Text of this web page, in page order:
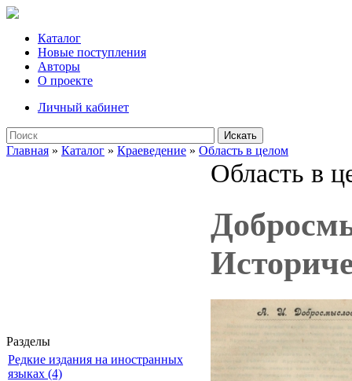
Каталог
Новые поступления
Авторы
О проекте
Личный кабинет
Искать
Главная » Каталог » Краеведение » Область в целом
Разделы
Редкие издания на иностранных
языках (4)
Область в